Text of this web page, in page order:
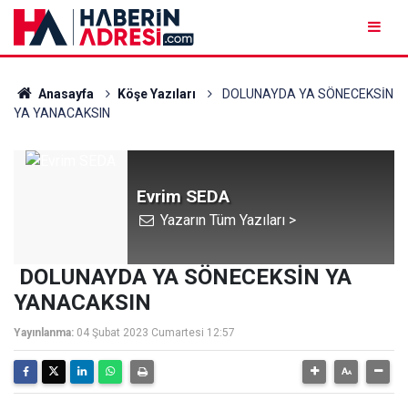
Anasayfa Köşe Yazıları
DOLUNAYDA YA SÖNECEKSİN
YA YANACAKSIN
Evrim SEDA
Yazarın Tüm Yazıları >
DOLUNAYDA YA SÖNECEKSİN YA
YANACAKSIN
Yayınlanma: 04 Şubat 2023 Cumartesi 12:57